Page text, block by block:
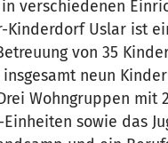
verschiedenen
Kinderdorf Uslar ist
von 35
neun
Wohngruppen mit
sowie das